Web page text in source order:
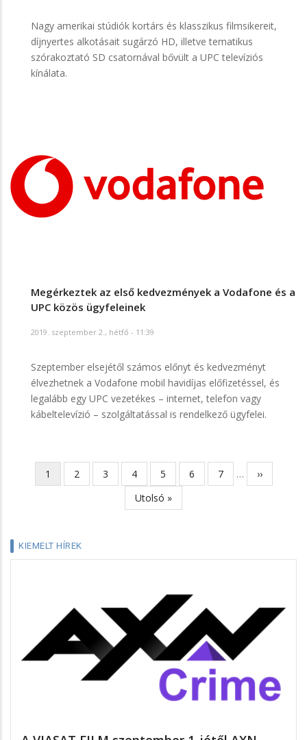
Nagy amerikai stúdiók kortárs és klasszikus filmsikereit,
díjnyertes alkotásait sugárzó HD, illetve tematikus
szórakoztató SD csatornával bővült a UPC televíziós
kínálata.
Megérkeztek az első kedvezmények a Vodafone és a
UPC közös ügyfeleinek
2019. szeptember 2., hétfő - 11:39
Szeptember elsejétől számos előnyt és kedvezményt
élvezhetnek a Vodafone mobil havidíjas előfizetéssel, és
legalább egy UPC vezetékes – internet, telefon vagy
kábeltelevízió – szolgáltatással is rendelkező ügyfelei.
Oldalszámozás
Jelenlegi
oldal
1 Page
2 Page
3 Page
4 Page
5 Page
6 Page
7 …
Következő
oldal
››
Utolsó
oldal
Utolsó »
KIEMELT HÍREK